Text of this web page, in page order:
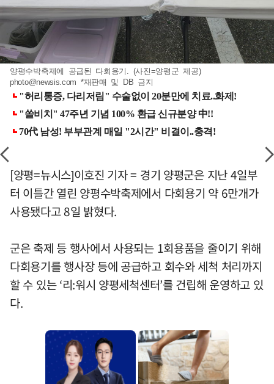
양평수박축제에 공급된 다회용기. (사진=양평군 제공)
photo@newsis.com *재판매 및 DB 금지
[양평=뉴시스]이호진 기자 = 경기 양평군은 지난 4일부
터 이틀간 열린 양평수박축제에서 다회용기 약 6만개가
사용됐다고 8일 밝혔다.
군은 축제 등 행사에서 사용되는 1회용품을 줄이기 위해
다회용기를 행사장 등에 공급하고 회수와 세척 처리까지
할 수 있는 ‘리:워시 양평세척센터’를 건립해 운영하고 있
다.